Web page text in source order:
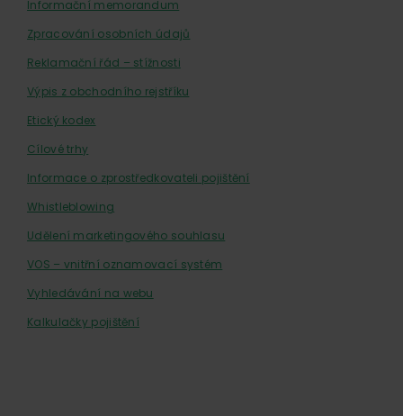
Informační memorandum
Zpracování osobních údajů
Reklamační řád – stížnosti
Výpis z obchodního rejstříku
Etický kodex
Cílové trhy
Informace o zprostředkovateli pojištění
Whistleblowing
Udělení marketingového souhlasu
VOS – vnitřní oznamovací systém
Vyhledávání na webu
Kalkulačky pojištění